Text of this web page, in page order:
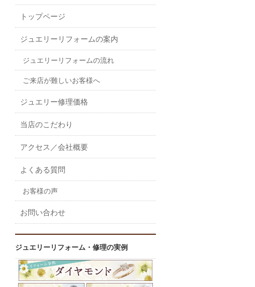
トップページ
ジュエリーリフォームの案内
ジュエリーリフォームの流れ
ご来店が難しいお客様へ
ジュエリー修理価格
当店のこだわり
アクセス／会社概要
よくある質問
お客様の声
お問い合わせ
ジュエリーリフォーム・修理の実例